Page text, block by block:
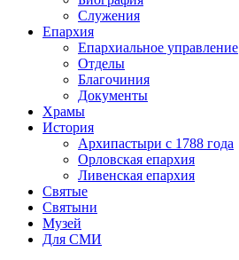
Служения
Епархия
Епархиальное управление
Отделы
Благочиния
Документы
Храмы
История
Архипастыри с 1788 года
Орловская епархия
Ливенская епархия
Святые
Святыни
Музей
Для СМИ